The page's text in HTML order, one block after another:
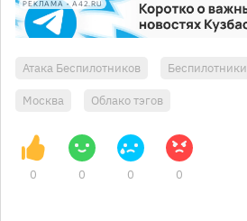
РЕКЛАМА • A42.RU
Атака Беспилотников Беспилотники
Москва Облако тэгов
0 0 0 0